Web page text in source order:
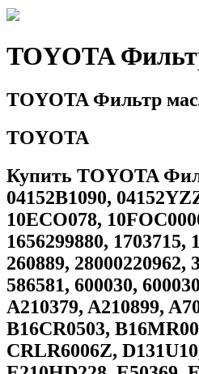
TOYOTA
TOYOTA Фильтр
TOYOTA
Купить TOYOTA
04152B1090,
10ECO078,
1656299880, 1703715,
260889, 28000220962,
586581, 600030,
A210379, A210899,
B16CR0503,
CRLR6006Z,